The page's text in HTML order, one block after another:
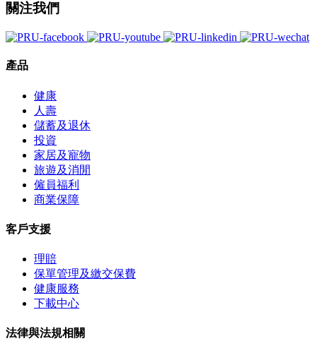
關注我們
產品
健康
人壽
儲蓄及退休
投資
家居及寵物
旅遊及消閒
僱員福利
商業保障
客戶支援
理賠
保單管理及繳交保費
健康服務
下載中心
法律與法規相關